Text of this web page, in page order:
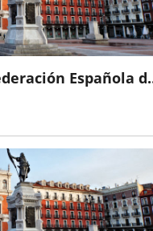
Española
de la